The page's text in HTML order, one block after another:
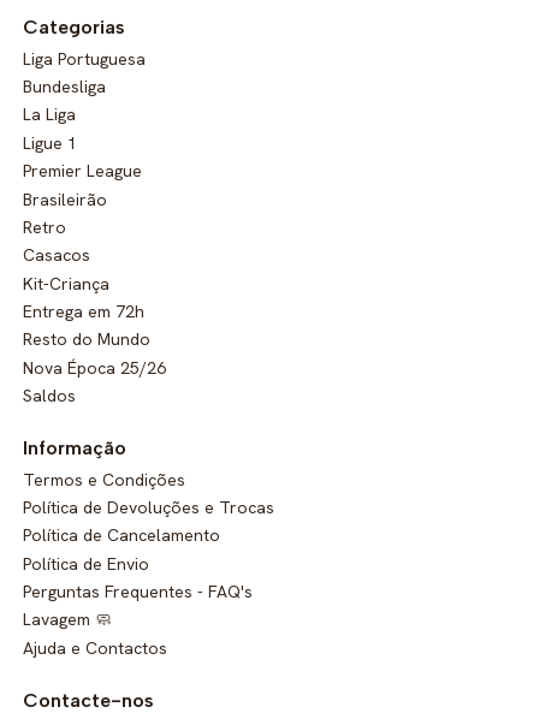
Categorias
Liga Portuguesa
Bundesliga
La Liga
Ligue 1
Premier League
Brasileirão
Retro
Casacos
Kit-Criança
Entrega em 72h
Resto do Mundo
Nova Época 25/26
Saldos
Informação
Termos e Condições
Política de Devoluções e Trocas
Política de Cancelamento
Política de Envio
Perguntas Frequentes - FAQ's
Lavagem 🧼
Ajuda e Contactos
Contacte-nos